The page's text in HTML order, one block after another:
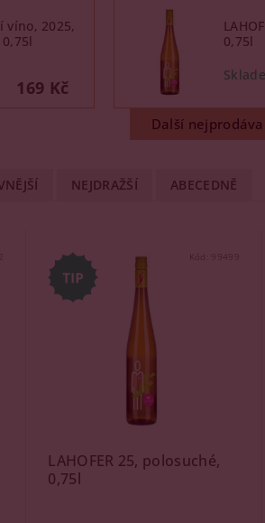
víno, 2025,
169 Kč
0,75l
Další
NEJDRAŽŠÍ ABECEDNĚ
Kód: 99499
LAHOFER 25, polosuché,
0,75l